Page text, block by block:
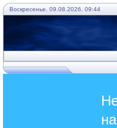
Воскресенье, 09.08.2026, 09:44